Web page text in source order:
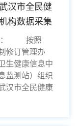
汉市全民健
构数据采集
： 按照
修订管理办
生健康信息中
监测站）组织
汉市全民健康